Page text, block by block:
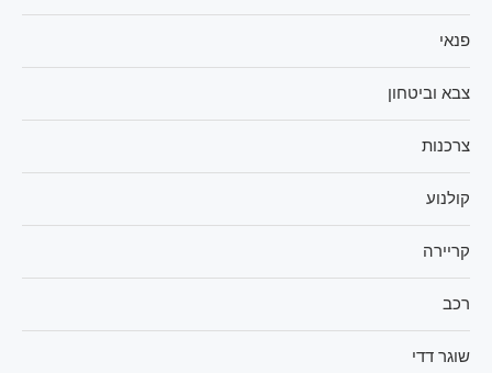
פנאי
צבא וביטחון
צרכנות
קולנוע
קריירה
רכב
שוגר דדי